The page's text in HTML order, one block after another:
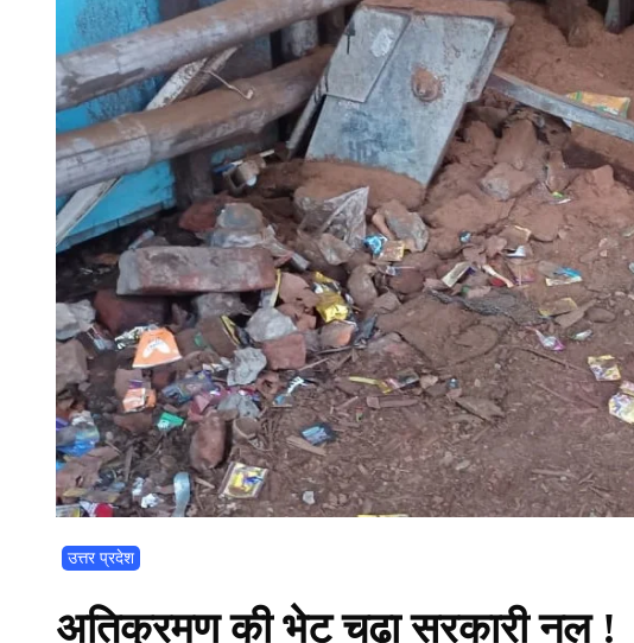
उत्तर प्रदेश
अतिक्रमण की भेट चढ़ा सरकारी नल !